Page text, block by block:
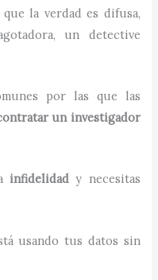
la verdad es difusa,
un detective
por las que las
un investigador
infidelidad y necesitas
usando tus datos sin